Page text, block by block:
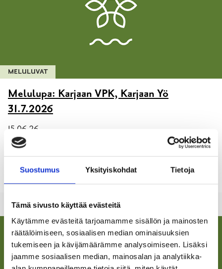
Suostumus Yksityiskohdat Tietoja
Tämä sivusto käyttää evästeitä
Käytämme evästeitä tarjoamamme sisällön ja mainosten
räätälöimiseen, sosiaalisen median ominaisuuksien
tukemiseen ja kävijämäärämme analysoimiseen. Lisäksi
jaamme sosiaalisen median, mainosalan ja analytiikka-
MELULUVAT
Melulupa: Karjaan VPK, Karjaan Yö
31.7.2026
15.06.26
Karjaan VPK järjestää perinteisen Karjaan Yö-tapahtuman